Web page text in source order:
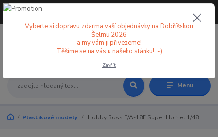
Menu
+420 773 998 582
Plastikové modely Hobby Boss F/A-18F Super Hornet 1/48
Vyberte si dopravu zdarma vaší objednávky na Dobříšskou
Šelmu 2026
a my vám ji přivezeme!
Těšíme se na vás u našeho stánku! :-)
Zavřít